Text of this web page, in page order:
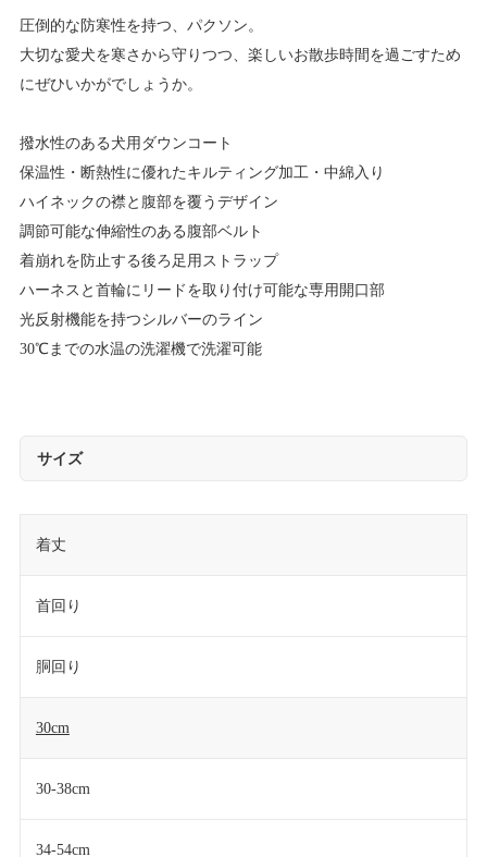
圧倒的な防寒性を持つ、パクソン。
大切な愛犬を寒さから守りつつ、楽しいお散歩時間を過ごすため
にぜひいかがでしょうか。
撥水性のある犬用ダウンコート
保温性・断熱性に優れたキルティング加工・中綿入り
ハイネックの襟と腹部を覆うデザイン
調節可能な伸縮性のある腹部ベルト
着崩れを防止する後ろ足用ストラップ
ハーネスと首輪にリードを取り付け可能な専用開口部
光反射機能を持つシルバーのライン
30℃までの水温の洗濯機で洗濯可能
サイズ
着丈
首回り
胴回り
30cm
30-38cm
34-54cm